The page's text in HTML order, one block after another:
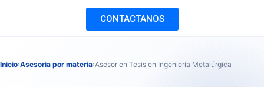
CONTACTANOS
Inicio›Asesoria por materia›Asesor en Tesis en Ingeniería Metalúrgica